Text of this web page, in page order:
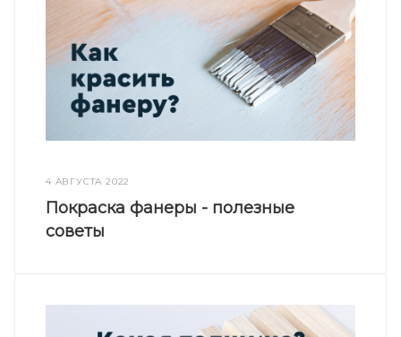
4 АВГУСТА 2022
Покраска фанеры - полезные
советы